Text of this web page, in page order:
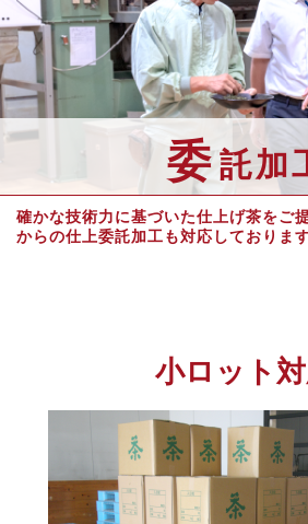
委託加
確かな技術力に基づいた仕上げ茶をご
からの仕上委託加工も対応しております
小ロット